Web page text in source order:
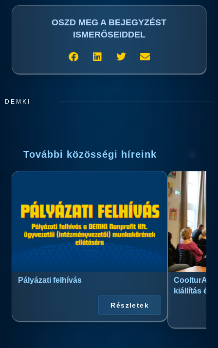
OSZD MEG A BEJEGYZÉST
ISMERŐSEIDDEL
DEMKI
További közösségi híreink
Pályázati felhívás
Részletek
kiállítás és